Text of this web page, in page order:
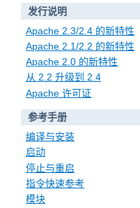
发行说明
Apache 2.3/2.4 的新特性
Apache 2.1/2.2 的新特性
Apache 2.0 的新特性
从 2.2 升级到 2.4
Apache 许可证
参考手册
编译与安装
启动
停止与重启
指令快速参考
模块